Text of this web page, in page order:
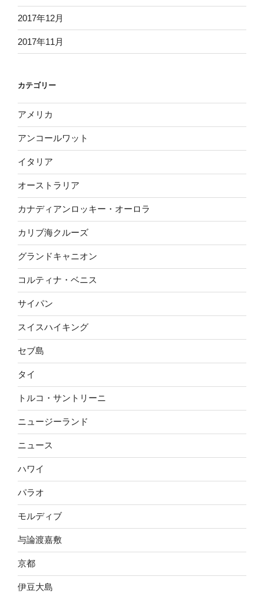
2017年12月
2017年11月
カテゴリー
アメリカ
アンコールワット
イタリア
オーストラリア
カナディアンロッキー・オーロラ
カリブ海クルーズ
グランドキャニオン
コルティナ・ベニス
サイパン
スイスハイキング
セブ島
タイ
トルコ・サントリーニ
ニュージーランド
ニュース
ハワイ
パラオ
モルディブ
与論渡嘉敷
京都
伊豆大島